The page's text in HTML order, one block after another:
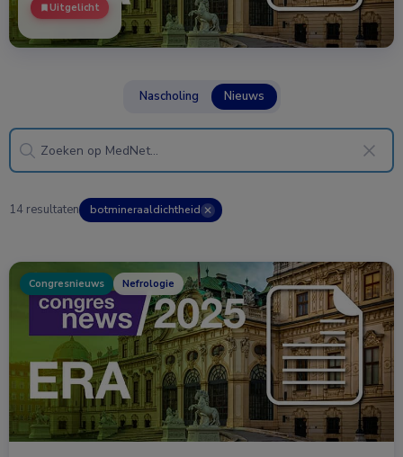
Uitgelicht
Nascholing Nieuws
14 resultaten botmineraaldichtheid ✕
Congresnieuws Nefrologie